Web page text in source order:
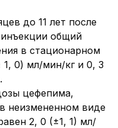
до 11 лет после
общий
в стационарном
1, 0) мл/мин/кг и 0, 3
цефепима,
неизмененном виде
2, 0 (±1, 1) мл/